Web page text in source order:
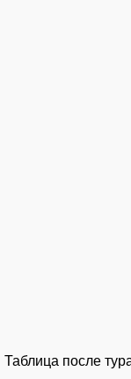
Таблица после